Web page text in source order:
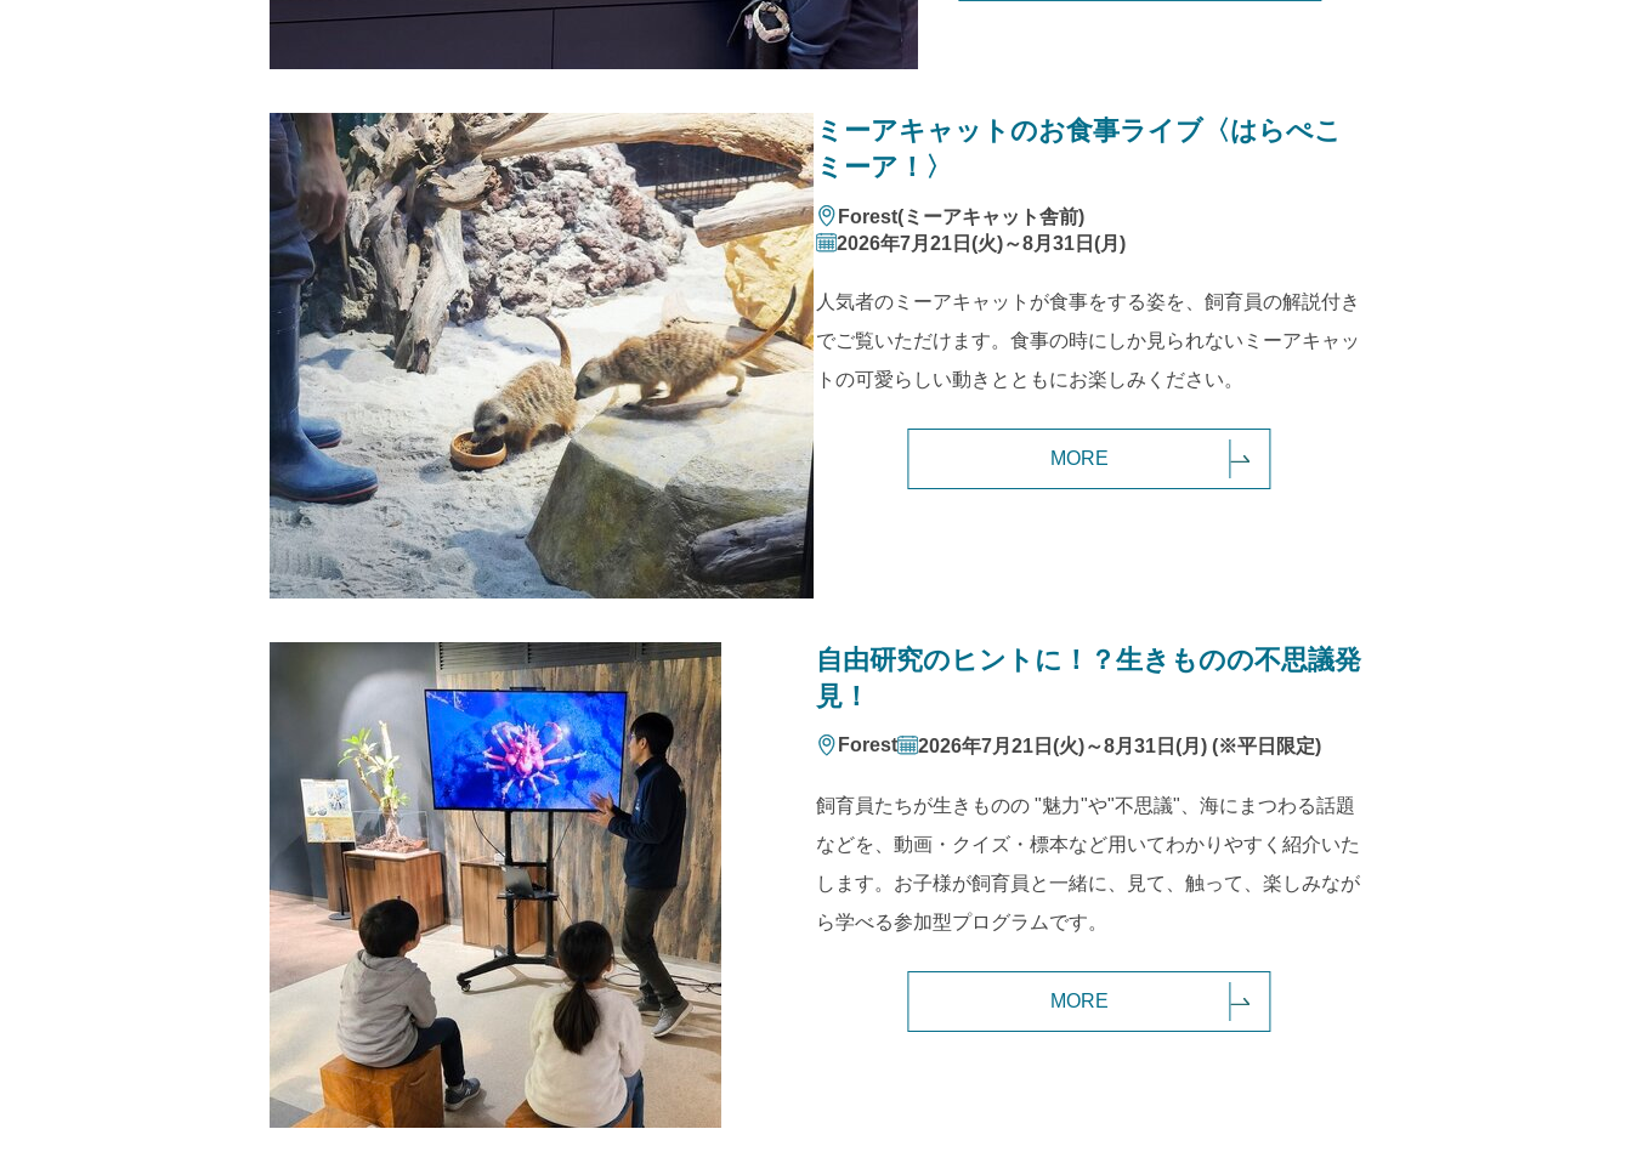
ミーアキャットのお食事ライブ〈はらぺこ
ミーア！〉
Forest(ミーアキャット舎前)
2026年7月21日(火)～8月31日(月)
人気者のミーアキャットが食事をする姿を、飼育員の解説付き
でご覧いただけます。食事の時にしか見られないミーアキャッ
トの可愛らしい動きとともにお楽しみください。
MORE
自由研究のヒントに！？生きものの不思議発
見！
Forest 2026年7月21日(火)～8月31日(月) (※平日限定)
飼育員たちが生きものの "魅力"や"不思議"、海にまつわる話題
などを、動画・クイズ・標本など用いてわかりやすく紹介いた
します。お子様が飼育員と一緒に、見て、触って、楽しみなが
ら学べる参加型プログラムです。
MORE